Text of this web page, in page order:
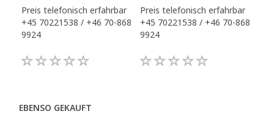
Preis telefonisch erfahrbar
+45 70221538 / +46 70-868
9924
Preis telefonisch erfahrbar
+45 70221538 / +46 70-868
9924
EBENSO GEKAUFT